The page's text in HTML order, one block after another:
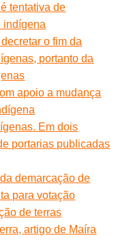
tentativa de
indígena
o fim da
portanto da
apoio a mudança
Em dois
portarias publicadas
demarcação de
para votação
de terras
artigo de Maíra